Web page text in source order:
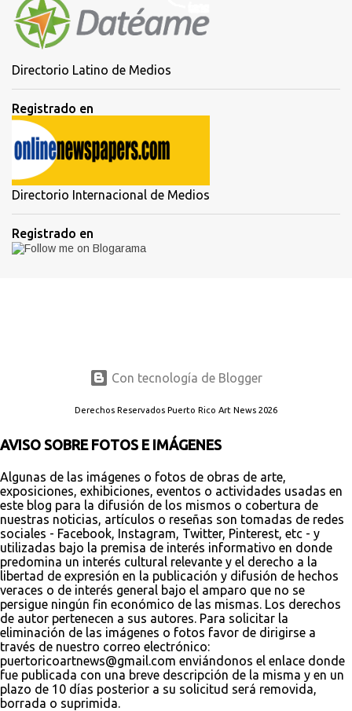
Directorio Latino de Medios
Registrado en
Directorio Internacional de Medios
Registrado en
Con tecnología de Blogger
Derechos Reservados Puerto Rico Art News 2026
AVISO SOBRE FOTOS E IMÁGENES
Algunas de las imágenes o fotos de obras de arte,
exposiciones, exhibiciones, eventos o actividades usadas en
este blog para la difusión de los mismos o cobertura de
nuestras noticias, artículos o reseñas son tomadas de redes
sociales - Facebook, Instagram, Twitter, Pinterest, etc - y
utilizadas bajo la premisa de interés informativo en donde
predomina un interés cultural relevante y el derecho a la
libertad de expresión en la publicación y difusión de hechos
veraces o de interés general bajo el amparo que no se
persigue ningún fin económico de las mismas. Los derechos
de autor pertenecen a sus autores. Para solicitar la
eliminación de las imágenes o fotos favor de dirigirse a
través de nuestro correo electrónico:
puertoricoartnews@gmail.com enviándonos el enlace donde
fue publicada con una breve descripción de la misma y en un
plazo de 10 días posterior a su solicitud será removida,
borrada o suprimida.